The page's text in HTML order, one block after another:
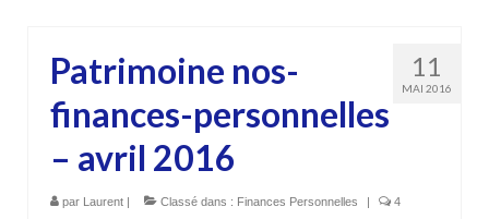
11
MAI 2016
Patrimoine nos-
finances-personnelles
– avril 2016
par Laurent | Classé dans : Finances Personnelles | 4